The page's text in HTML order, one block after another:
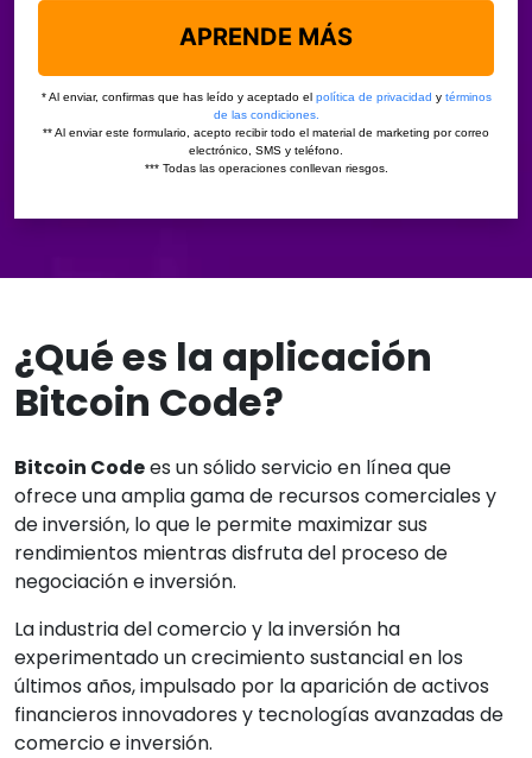
¿Qué es la aplicación
Bitcoin Code?
Bitcoin Codees un sólido servicio en línea que
ofrece una amplia gama de recursos comerciales y
de inversión, lo que le permite maximizar sus
rendimientos mientras disfruta del proceso de
negociación e inversión.
La industria del comercio y la inversión ha
experimentado un crecimiento sustancial en los
últimos años, impulsado por la aparición de activos
financieros innovadores y tecnologías avanzadas de
comercio e inversión.